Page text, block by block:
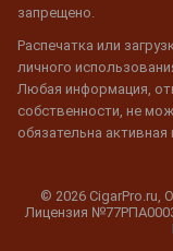
запрещено.
Распечатка или
личного
Любая информация,
собственности, не
обязательна
© 2026 CigarPro.ru,
Лицензия